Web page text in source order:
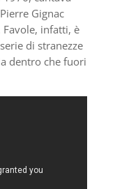
Gignac
Favole, infatti, è
di stranezze
dentro che fuori